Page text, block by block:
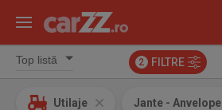
2 FILTRE
Utilaje Jante - Anvelope